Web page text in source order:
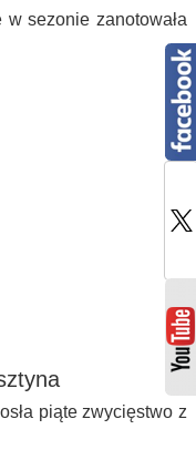
sezonie zanotowała
piąte zwycięstwo z